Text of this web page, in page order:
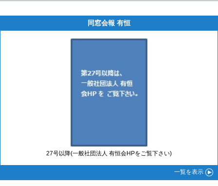
同窓会報 有恒
27号以降(一般社団法人 有恒会HPをご覧下さい)
一覧を表示